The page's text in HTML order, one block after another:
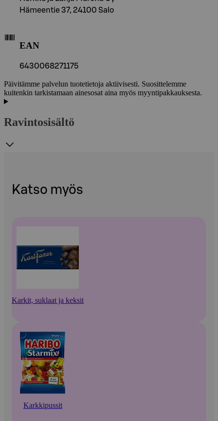
Hämeentie 37, 24100 Salo
EAN
6430068271175
Päivitämme palvelun tuotetietoja aktiivisesti. Suosittelemme
kuitenkin tarkistamaan ainesosat aina myös myyntipakkauksesta.
Ravintosisältö
Katso myös
Karkit, suklaat ja keksit
Karkkipussit